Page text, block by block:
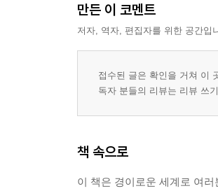
만든 이 코멘트
저자, 역자, 편집자를 위한 공간입
접수된 글은 확인을 거쳐 이
독자 분들의 리뷰는 리뷰 쓰
책 속으로
이 책은 경이로운 세계로 여